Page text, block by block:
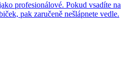
profesionálové. Pokud vsadíte na
pak zaručeně nešlápnete vedle.